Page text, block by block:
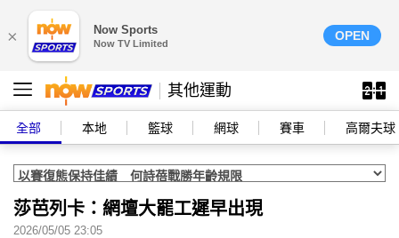
× Now Sports
Now TV Limited
OPEN
其他運動
全部 本地 籃球 網球 賽車 高爾夫球
莎芭列卡：網壇大罷工遲早出現
2026/05/05 23:05